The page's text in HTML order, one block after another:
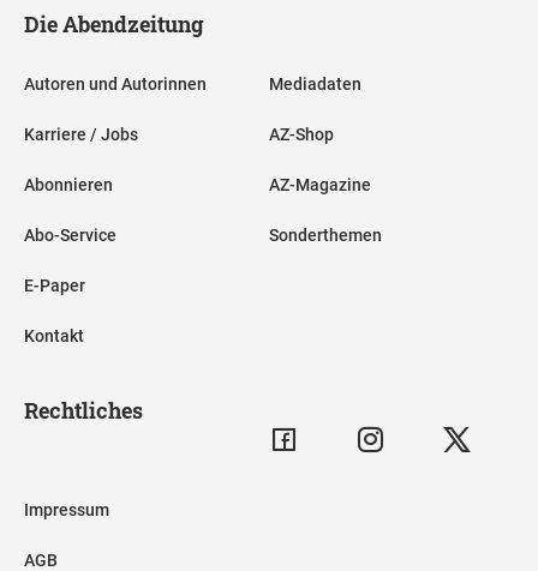
Die Abendzeitung
Autoren und Autorinnen
Karriere / Jobs
Abonnieren
Abo-Service
E-Paper
Kontakt
Mediadaten
AZ-Shop
AZ-Magazine
Sonderthemen
Rechtliches
Impressum
AGB